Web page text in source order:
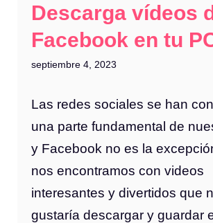
Descarga vídeos
Facebook en tu
septiembre 4, 2023
Las redes sociales se han
una parte fundamental de
y Facebook no es la
nos encontramos con videos
interesantes y divertidos que
gustaría descargar y guardar